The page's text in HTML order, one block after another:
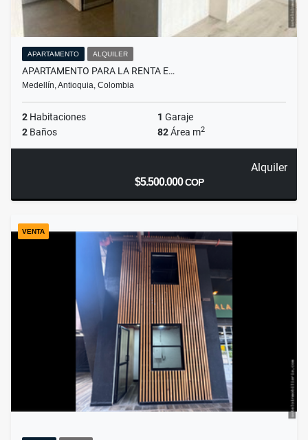
APARTAMENTO ALQUILER
APARTAMENTO PARA LA RENTA E…
Medellín, Antioquia, Colombia
2 Habitaciones 1 Garaje
2 Baños 82Área m2
Alquiler
$5.500.000COP
VENTA